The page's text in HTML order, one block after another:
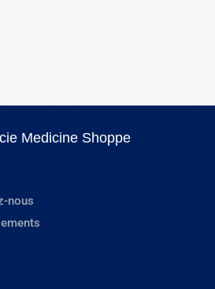
Medicine Shoppe
nous